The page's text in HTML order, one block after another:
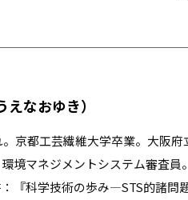
なおゆき）
京都工芸繊維大学卒業。大阪
境マネジメントシステム審査
『科学技術の歩み―STS的諸問